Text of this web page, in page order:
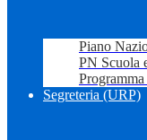
Piano
PN Scuola
Segreteria (URP)